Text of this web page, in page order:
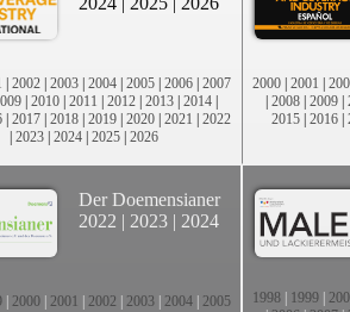
| 2002 | 2003 | 2004 | 2005 | 2006 | 2007
| 2010 | 2011 | 2012 | 2013 | 2014 |
| 2017 | 2018 | 2019 | 2020 | 2021 | 2022
| 2023| 2024| 2025| 2026
2000 | 2001 |
| 2008 | 2009 |
2015 | 2016 |
Der Doemensianer
2022 | 2023 | 2024
2000 2001 2002 2003 2004 2005
1998 1999